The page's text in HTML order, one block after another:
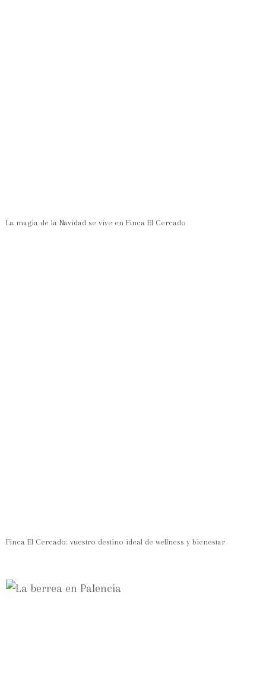
La magia de la Navidad se vive en Finca El Cercado
Finca El Cercado: vuestro destino ideal de wellness y bienestar